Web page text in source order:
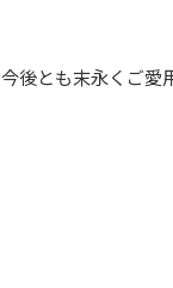
今後とも末永くご愛